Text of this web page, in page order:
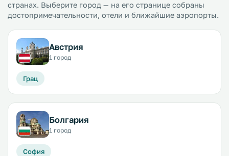
странах. Выберите город — на его странице собраны
достопримечательности, отели и ближайшие аэропорты.
Австрия
1 город
Грац
Болгария
1 город
София